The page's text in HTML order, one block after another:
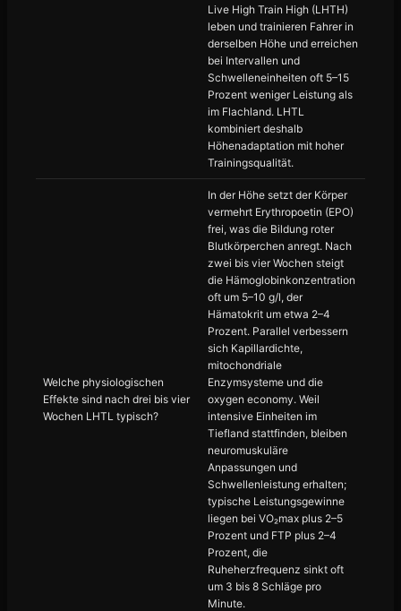
Live High Train High (LHTH)
leben und trainieren Fahrer in
derselben Höhe und erreichen
bei Intervallen und
Schwelleneinheiten oft 5–15
Prozent weniger Leistung als
im Flachland. LHTL
kombiniert deshalb
Höhenadaptation mit hoher
Trainingsqualität.
Welche physiologischen
Effekte sind nach drei bis vier
Wochen LHTL typisch?
In der Höhe setzt der Körper
vermehrt Erythropoetin (EPO)
frei, was die Bildung roter
Blutkörperchen anregt. Nach
zwei bis vier Wochen steigt
die Hämoglobinkonzentration
oft um 5–10 g/l, der
Hämatokrit um etwa 2–4
Prozent. Parallel verbessern
sich Kapillardichte,
mitochondriale
Enzymsysteme und die
oxygen economy. Weil
intensive Einheiten im
Tiefland stattfinden, bleiben
neuromuskuläre
Anpassungen und
Schwellenleistung erhalten;
typische Leistungsgewinne
liegen bei VO₂max plus 2–5
Prozent und FTP plus 2–4
Prozent, die
Ruheherzfrequenz sinkt oft
um 3 bis 8 Schläge pro
Minute.